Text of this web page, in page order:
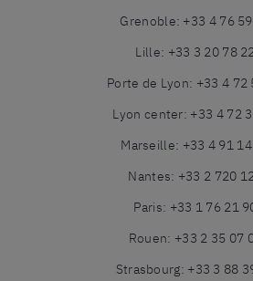
Grenoble: +33 4 76
Lille: +33 3 20 78
Porte de Lyon: +33 4 72
Lyon center: +33 4 72
Marseille: +33 4 91
Nantes: +33 2 720
Paris: +33 1 76 21
Rouen: +33 2 35 07
Strasbourg: +33 3 88